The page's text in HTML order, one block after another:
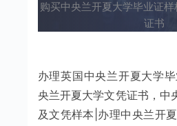
购买中央兰开夏大学毕业证
证书
办理英国中央兰开夏大学
央兰开夏大学文凭证书，中
及文凭样本|办理中央兰开